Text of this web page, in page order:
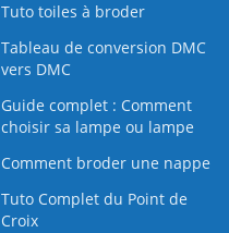
Tuto toiles à broder
Tableau de conversion DMC
vers DMC
Guide complet : Comment
choisir sa lampe ou lampe
Comment broder une nappe
Tuto Complet du Point de
Croix